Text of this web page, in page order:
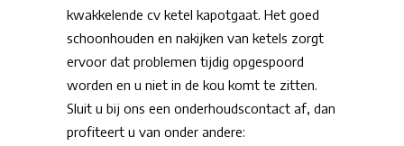
kwakkelende cv ketel kapotgaat. Het goed
schoonhouden en nakijken van ketels zorgt
ervoor dat problemen tijdig opgespoord
worden en u niet in de kou komt te zitten.
Sluit u bij ons een onderhoudscontact af, dan
profiteert u van onder andere: